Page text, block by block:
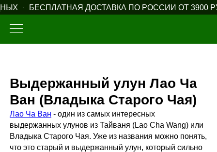
ДОСТАВКА ПО РОССИИ ОТ 3900 РУБЛЕЙ
Выдержанный улун Лао Ча
Ван (Владыка Старого Чая)
Лао Ча Ван - один из самых интересных
выдержанных улунов из Тайваня (Lao Cha Wang) или
Владыка Старого Чая. Уже из названия можно понять,
что это старый и выдержанный улун, который сильно